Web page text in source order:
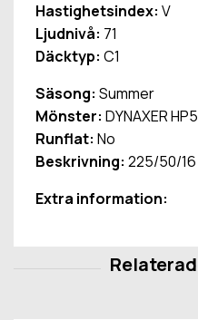
Hastighetsindex: V
Ljudnivå: 71
Däcktyp: C1
Säsong: Summer
Mönster: DYNAXER HP5
Runflat: No
Beskrivning: 225/50/16
Extra information: